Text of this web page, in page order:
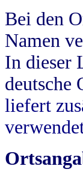
Bei den
Namen
In dieser
deutsche
liefert